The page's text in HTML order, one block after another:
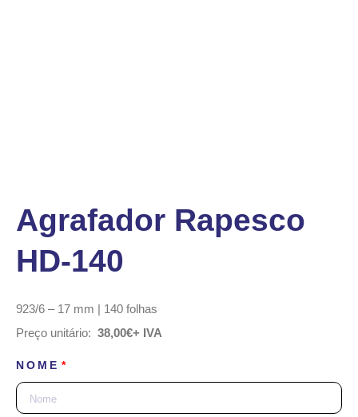
Agrafador Rapesco
HD-140
923/6 – 17 mm | 140 folhas
Preço unitário: 38,00€+ IVA
NOME